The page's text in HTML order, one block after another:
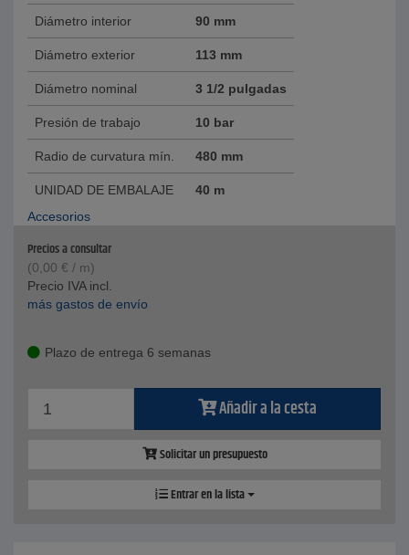
Diámetro interior 90 mm
Diámetro exterior 113 mm
Diámetro nominal 3 1/2 pulgadas
Presión de trabajo 10 bar
Radio de curvatura mín. 480 mm
UNIDAD DE EMBALAJE
40 m
Accesorios
Precios a consultar
(0,00 € / m)
Precio IVA incl.
más gastos de envío
Plazo de entrega 6 semanas
Añadir a la cesta
Solicitar un presupuesto
Entrar en la lista